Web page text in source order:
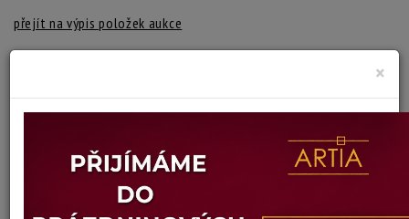
přejít na výpis položek aukce
Autor:T. Harrison
Signováno a datováno vlevo dole. rámováno.
Technika: olej na plátně, datace: 1896
Šířka: 46 cm, výška: 36 cm, rámování: 54 x 64 cm
×